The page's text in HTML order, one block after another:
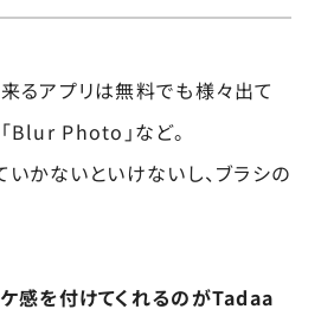
るアプリは無料でも様々出て
Blur Photo」など。
かないといけないし、ブラシの
感を付けてくれるのがTadaa